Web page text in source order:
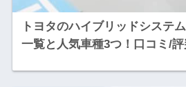
トヨタのハイブリッドシステ
一覧と人気車種3つ！口コミ/評